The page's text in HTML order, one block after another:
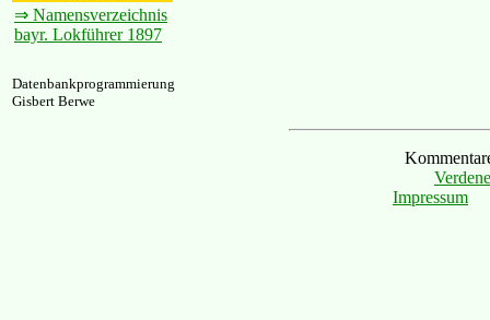
⇒ Namensverzeichnis
bayr. Lokführer 1897
Datenbankprogrammierung
Gisbert Berwe
Impressum